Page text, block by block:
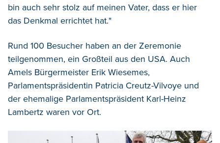
bin auch sehr stolz auf meinen Vater, dass er hier
das Denkmal errichtet hat."
Rund 100 Besucher haben an der Zeremonie
teilgenommen, ein Großteil aus den USA. Auch
Amels Bürgermeister Erik Wiesemes,
Parlamentspräsidentin Patricia Creutz-Vilvoye und
der ehemalige Parlamentspräsident Karl-Heinz
Lambertz waren vor Ort.